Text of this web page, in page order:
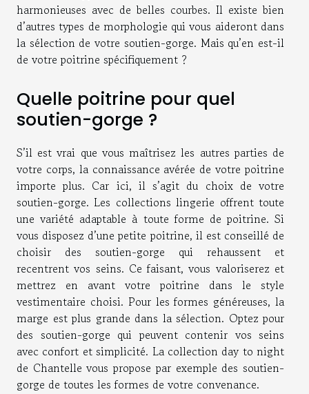
harmonieuses avec de belles courbes. Il existe bien
d’autres types de morphologie qui vous aideront dans
la sélection de votre soutien-gorge. Mais qu’en est-il
de votre poitrine spécifiquement ?
Quelle poitrine pour quel
soutien-gorge ?
S’il est vrai que vous maîtrisez les autres parties de
votre corps, la connaissance avérée de votre poitrine
importe plus. Car ici, il s’agit du choix de votre
soutien-gorge. Les collections lingerie offrent toute
une variété adaptable à toute forme de poitrine. Si
vous disposez d’une petite poitrine, il est conseillé de
choisir des soutien-gorge qui rehaussent et
recentrent vos seins. Ce faisant, vous valoriserez et
mettrez en avant votre poitrine dans le style
vestimentaire choisi. Pour les formes généreuses, la
marge est plus grande dans la sélection. Optez pour
des soutien-gorge qui peuvent contenir vos seins
avec confort et simplicité. La collection day to night
de Chantelle vous propose par exemple des soutien-
gorge de toutes les formes de votre convenance.